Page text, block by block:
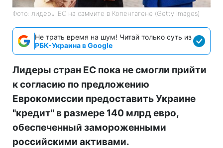
Фото: лидеры ЕС на саммите в Копенгагене (Getty Images)
Не трать время на шум! Читай только суть из
РБК-Украина в Google
Лидеры стран ЕС пока не смогли прийти
к согласию по предложению
Еврокомиссии предоставить Украине
"кредит" в размере 140 млрд евро,
обеспеченный замороженными
российскими активами.